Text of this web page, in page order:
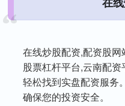
在线炒股配资,配资股
股票杠杆平台,云南配
轻松找到实盘配资服务
确保您的投资安全。